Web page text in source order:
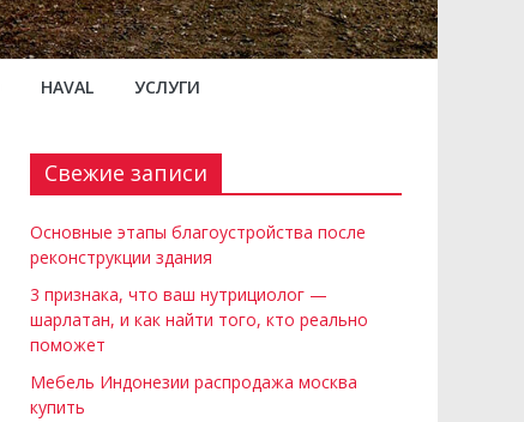
HAVAL УСЛУГИ
Свежие записи
Основные этапы благоустройства после
реконструкции здания
3 признака, что ваш нутрициолог —
шарлатан, и как найти того, кто реально
поможет
Мебель Индонезии распродажа москва
купить